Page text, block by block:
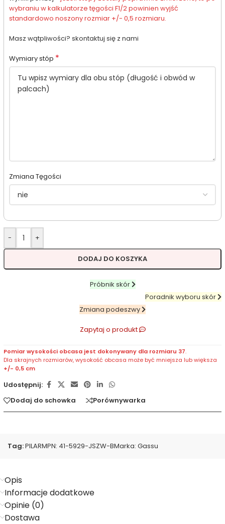
wybraniu w kalkulatorze tęgości F1/2 powinien wyjść
standardowo noszony rozmiar +/- 0,5 rozmiaru.
Masz wątpliwości? skontaktuj się z nami
Wymiary stóp *
Zmiana Tęgości
- +
DODAJ DO KOSZYKA
Próbnik skór
Poradnik wyboru skór
Zmiana podeszwy
Zapytaj o produkt
Pomiar wysokości obcasa jest dokonywany dla rozmiaru 37.
Dla skrajnych rozmiarów, wysokość obcasa może być mniejsza lub większa
+/- 0,5 cm
Udostępnij:
Dodaj do schowka
Porównywarka
Tag:PILARMPN: 41-5929-JSZW-BMarka: Gassu
Opis
Informacje dodatkowe
Opinie (0)
Dostawa